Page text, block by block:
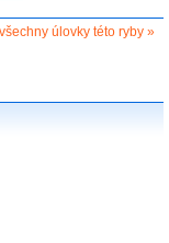
všechny úlovky této ryby »